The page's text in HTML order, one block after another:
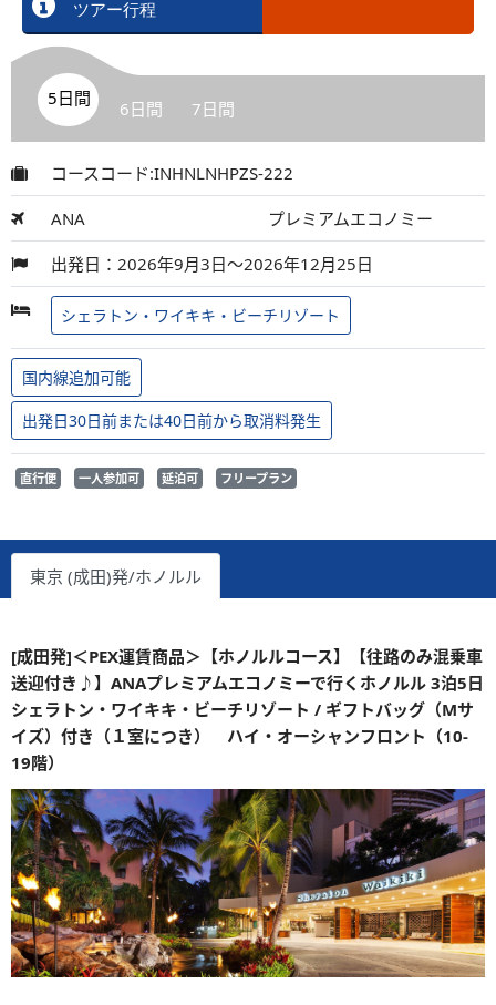
ツアー行程
5日間 6日間 7日間
コースコード:INHNLNHPZS-222
ANA プレミアムエコノミー
出発日：2026年9月3日～2026年12月25日
シェラトン・ワイキキ・ビーチリゾート
国内線追加可能
出発日30日前または40日前から取消料発生
直行便 一人参加可 延泊可 フリープラン
東京 (成田)発/ホノルル
[成田発]＜PEX運賃商品＞【ホノルルコース】【往路のみ混乗車
送迎付き♪】ANAプレミアムエコノミーで行くホノルル 3泊5日
シェラトン・ワイキキ・ビーチリゾート / ギフトバッグ（Mサ
イズ）付き（１室につき） ハイ・オーシャンフロント（10-
19階）